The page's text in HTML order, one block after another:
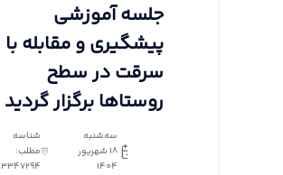
جلسه آموزشی
پیشگیری و مقابله با
سرقت در سطح
روستاها برگزار گردید
سه‌شنبه
18 شهریور
1404
شناسه
مطلب:
3347294